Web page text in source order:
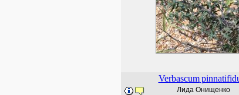
Verbascum
Лида Онищенко